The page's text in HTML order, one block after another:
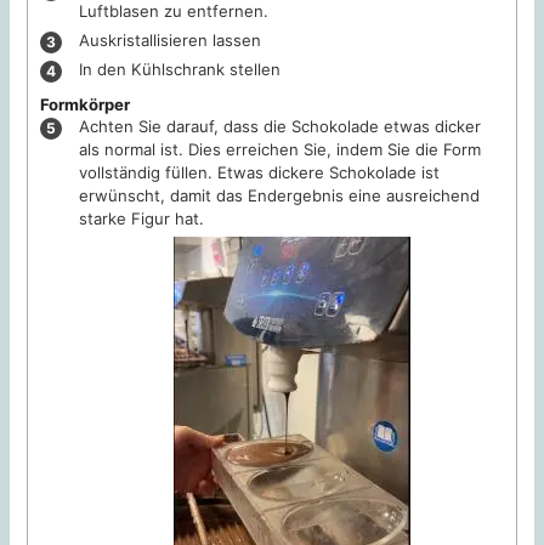
Luftblasen zu entfernen.
Auskristallisieren lassen
In den Kühlschrank stellen
Formkörper
Achten Sie darauf, dass die Schokolade etwas dicker
als normal ist. Dies erreichen Sie, indem Sie die Form
vollständig füllen. Etwas dickere Schokolade ist
erwünscht, damit das Endergebnis eine ausreichend
starke Figur hat.